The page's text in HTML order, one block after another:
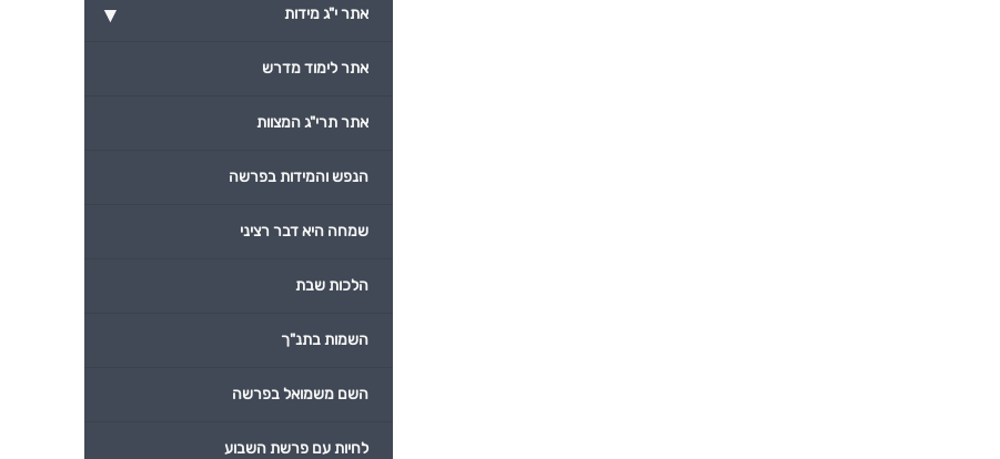
▾ אתר י"ג מידות
אתר לימוד מדרש
אתר תרי"ג המצוות
הנפש והמידות בפרשה
שמחה היא דבר רציני
הלכות שבת
השמות בתנ"ך
השם משמואל בפרשה
לחיות עם פרשת השבוע